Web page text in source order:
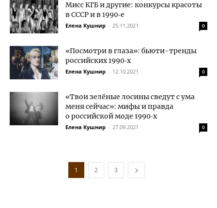
Мисс КГБ и другие: конкурсы красоты
в СССР и в 1990‑е
Елена Кушнир - 25.11.2021 0
«Посмотри в глаза»: бьюти-тренды
российских 1990‑х
Елена Кушнир - 12.10.2021 0
«Твои зелёные лосины сведут с ума
меня сейчас»: мифы и правда
о российской моде 1990‑х
Елена Кушнир - 27.09.2021 0
1 2 3